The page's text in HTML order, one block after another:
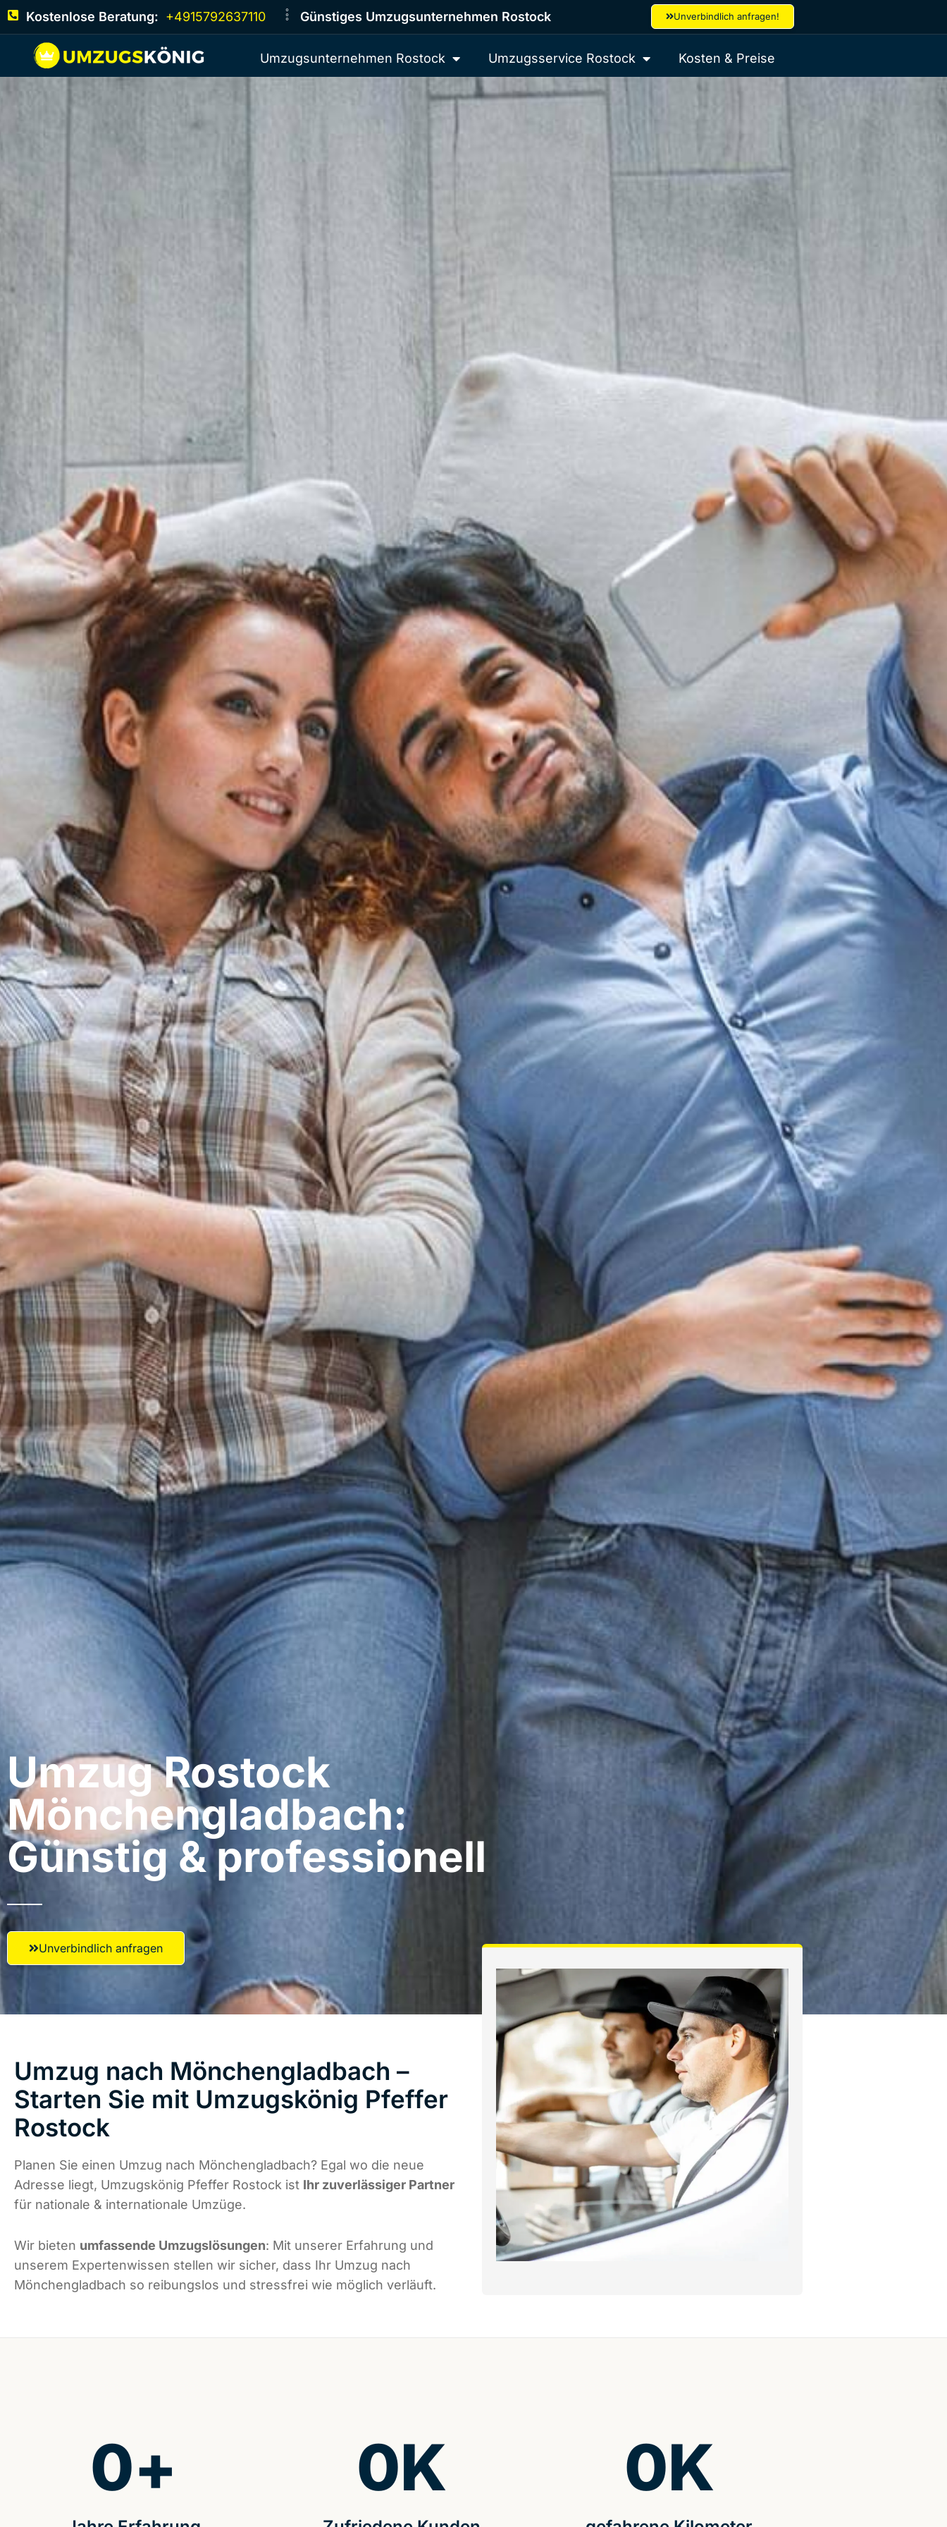
Kostenlose Beratung: +4915792637110 Günstiges Umzugsunternehmen Rostock Unverbindlich anfragen!
Umzugsunternehmen Rostock Umzugsservice Rostock Kosten & Preise
Umzug Rostock​
Mönchengladbach:
Günstig & professionell​
Unverbindlich anfragen
Umzug nach Mönchengladbach –
Starten Sie mit Umzugskönig Pfeffer
Rostock
Planen Sie einen Umzug nach Mönchengladbach? Egal wo die neue
Adresse liegt, Umzugskönig Pfeffer Rostock ist Ihr zuverlässiger Partner
für nationale & internationale Umzüge.
Wir bieten umfassende Umzugslösungen: Mit unserer Erfahrung und
unserem Expertenwissen stellen wir sicher, dass Ihr Umzug nach
Mönchengladbach so reibungslos und stressfrei wie möglich verläuft.
0+ 0K 0K